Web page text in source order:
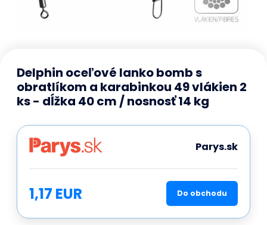
Delphin oceľové lanko bomb s
obratlíkom a karabinkou 49 vlákien 2
ks - dĺžka 40 cm / nosnosť 14 kg
Parys.sk
1,17 EUR Do obchodu